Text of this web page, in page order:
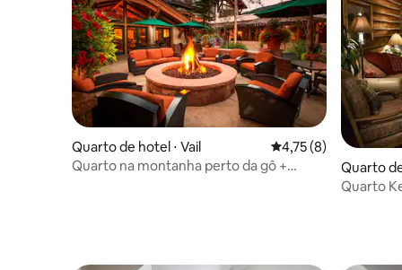
Quarto de hotel ⋅ Vail 4,75 de uma
4,75 (8)
Quarto na montanha perto da gô +
Quarto
Quarto